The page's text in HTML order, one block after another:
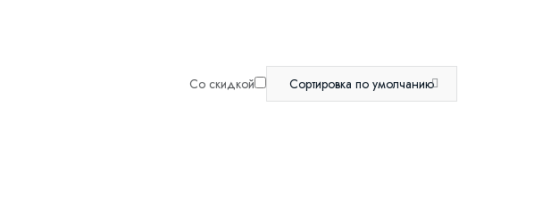
Со скидкой Сортировка по умолчанию